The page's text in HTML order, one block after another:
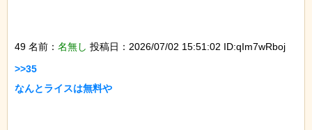
49 名前： 名無し 投稿日：2026/07/02 15:51:02 ID:qIm7wRboj
>>35
なんとライスは無料や